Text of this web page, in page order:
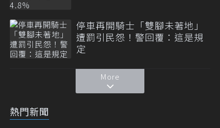
停車再開騎士「雙腳未著地」
遭罰引民怨！警回覆：這是規
定
More
熱門新聞